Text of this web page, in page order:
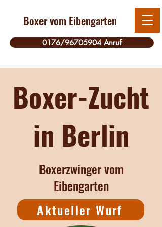
Boxer vom Eibengarten
0176/96705904 Anruf
Boxer-Zucht
in Berlin
Boxerzwinger vom
Eibengarten
Aktueller Wurf